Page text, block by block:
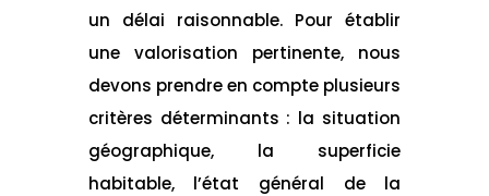
un délai raisonnable. Pour établir
une valorisation pertinente, nous
devons prendre en compte plusieurs
critères déterminants : la situation
géographique, la superficie
habitable, l’état général de la